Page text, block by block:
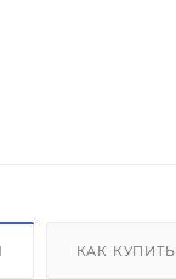
КАК КУПИТЬ